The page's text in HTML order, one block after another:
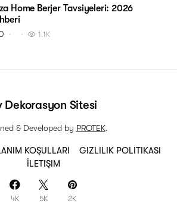
Home Berjer Tavsiyeleri: 2026
1.1K
KOŞULLARI
GIZLILIK POLITIKASI
İLETIŞIM
4K 5K 2K
Dekorasyon Sitesi
& Developed by PROTEK.